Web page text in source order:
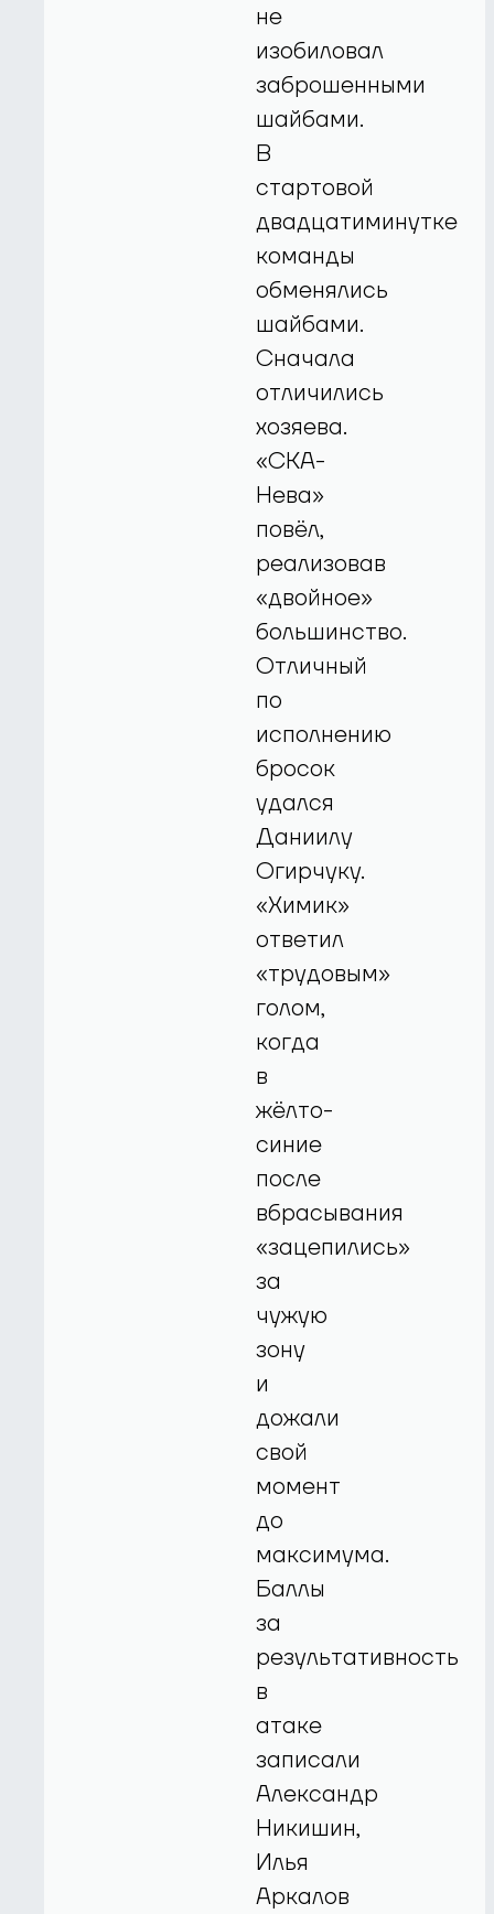
не
изобиловал
заброшенными
шайбами.
В
стартовой
двадцатиминутке
команды
обменялись
шайбами.
Сначала
отличились
хозяева.
«СКА-
Нева»
повёл,
реализовав
«двойное»
большинство.
Отличный
по
исполнению
бросок
удался
Даниилу
Огирчуку.
«Химик»
ответил
«трудовым»
голом,
когда
в
жёлто-
синие
после
вбрасывания
«зацепились»
за
чужую
зону
и
дожали
свой
момент
до
максимума.
Баллы
за
результативность
в
атаке
записали
Александр
Никишин,
Илья
Аркалов